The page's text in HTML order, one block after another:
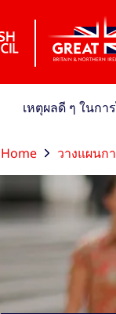
เหตุผลดี ๆ ในก
Home วางแผนก